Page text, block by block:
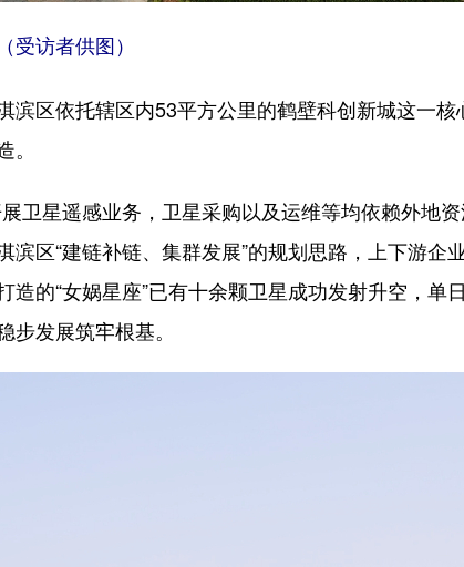
访者供图）
区依托辖区内53平方公里的鹤壁科创新城这一核
星遥感业务，卫星采购以及运维等均依赖外地
区“建链补链、集群发展”的规划思路，上下游
的“女娲星座”已有十余颗卫星成功发射升空，
发展筑牢根基。